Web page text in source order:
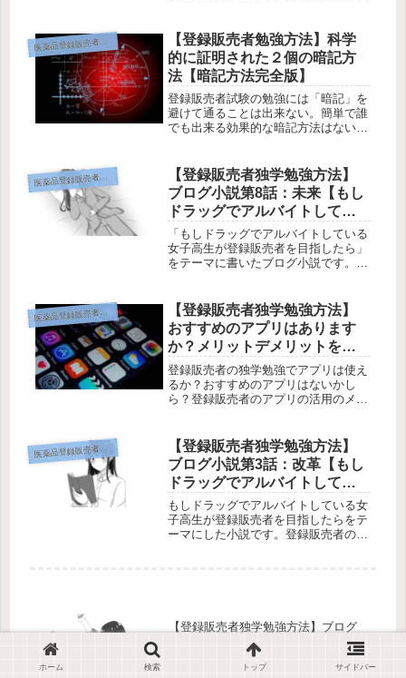
ています。第3章のポイント・要約を
教えて欲しい、そんな疑問にお答えし
ま...
医薬品登録販売者の勉強方法
【登録販売者勉強方法】科学
的に証明された２個の暗記方
法【暗記方法完全版】
登録販売者試験の勉強には「暗記」を
避けて通ることは出来ない。簡単で誰
でも出来る効果的な暗記方法はないか
リ？この記事ではそんな疑問にお答え
します。この記事を読んでわかる事
（記...
医薬品登録販売者の勉強方法
【登録販売者独学勉強方法】
ブログ小説第8話：未来【もし
ドラッグでアルバイトしてい
る女子高生が登録販売者を目
指したら】
「もしドラッグでアルバイトしている
女子高生が登録販売者を目指したら」
をテーマに書いたブログ小説です。第
試験勉強中におこる悩みや葛藤、疑問
を小説に入れてあります。１話から８
話...
医薬品登録販売者の勉強方法
【登録販売者独学勉強方法】
おすすめのアプリはあります
か？メリットデメリットを私
なりに斬る！【辛口批評】
登録販売者の独学勉強でアプリは使え
るか？おすすめのアプリはないかし
ら？登録販売者のアプリの活用のメリ
きでない人についても考えています。
この記事ではそんな悩みにお答えしま
す。...
医薬品登録販売者の勉強方法
【登録販売者独学勉強方法】
ブログ小説第3話：改革【もし
ドラッグでアルバイトしてい
る女子高生が登録販売者を目
指したら】
もしドラッグでアルバイトしている女
子高生が登録販売者を目指したらをテ
ーマにした小説です。登録販売者の勉
【登録販売者独学勉強方法】ブログ
小説第7話：合格発表【もしドラッグ
でアルバイトしている女子高生が登
録販売者を目指したら】
ホーム 検索 トップ サイドバー